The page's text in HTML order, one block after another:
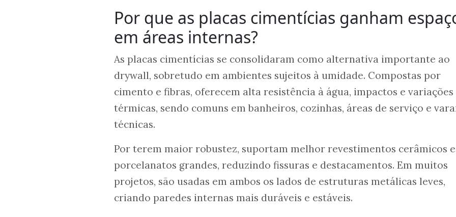
Por que as placas cimentícias ganham
em áreas internas?
As placas cimentícias se consolidaram como alternativa importante ao
drywall, sobretudo em ambientes sujeitos à umidade. Compostas por
cimento e fibras, oferecem alta resistência à água, impactos e variações
térmicas, sendo comuns em banheiros, cozinhas, áreas de serviço e
técnicas.
Por terem maior robustez, suportam melhor revestimentos cerâmicos e
porcelanatos grandes, reduzindo fissuras e destacamentos. Em muitos
projetos, são usadas em ambos os lados de estruturas metálicas leves,
criando paredes internas mais duráveis e estáveis.